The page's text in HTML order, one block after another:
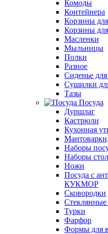
Комоды
Контейнера
Корзины
Корзины
Масленки
Мыльницы
Полки
Разное
Сиденье
Сушилки
Тазы
Посуда
Дуршлаг
Кастрюли
Кухонная
Наборы
Наборы
Ножи
Посуда с
КУКМОР
Сковородки
Турки
Фарфор
Формы для